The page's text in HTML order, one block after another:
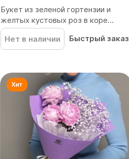
Букет из зеленой гортензии и
желтых кустовых роз в коре...
Нет в наличии
Быстрый заказ